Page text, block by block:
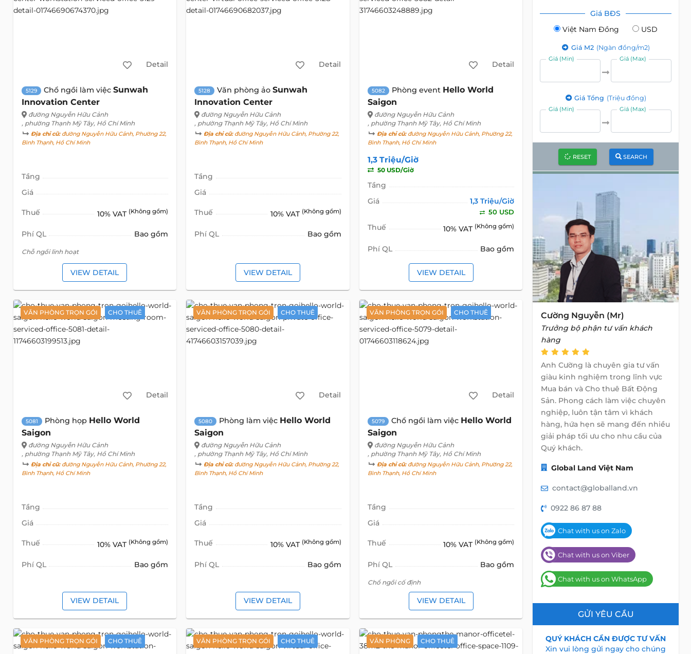
Detail
5129 Chổ ngồi làm việc Sunwah
Innovation Center
đường Nguyễn Hữu Cảnh
, phường Thạnh Mỹ Tây, Hồ Chí Minh
Địa chỉ cũ:đường Nguyễn Hữu Cảnh, Phường 22,
Bình Thạnh, Hồ Chí Minh
Tầng
Giá
Thuế 10% VAT (Không gồm)
Phí QL Bao gồm
Chỗ ngồi linh hoạt
VIEW DETAIL
Detail
5128 Văn phòng ảoSunwah
Innovation Center
đường Nguyễn Hữu Cảnh
, phường Thạnh Mỹ Tây, Hồ Chí Minh
Địa chỉ cũ:đường Nguyễn Hữu Cảnh, Phường 22,
Bình Thạnh, Hồ Chí Minh
Tầng
Giá
Thuế 10% VAT (Không gồm)
Phí QL Bao gồm
VIEW DETAIL
Detail
5082 Phòng event Hello World
Saigon
đường Nguyễn Hữu Cảnh
, phường Thạnh Mỹ Tây, Hồ Chí Minh
Địa chỉ cũ:đường Nguyễn Hữu Cảnh, Phường 22,
Bình Thạnh, Hồ Chí Minh
1,3 Triệu/Giờ
50 USD/Giờ
Tầng
Giá
1,3 Triệu/Giờ
50 USD
Thuế 10% VAT (Không gồm)
Phí QL Bao gồm
VIEW DETAIL
VĂN PHÒNG TRỌN GÓI CHO THUÊ
Detail
5081 Phòng họp Hello World
Saigon
đường Nguyễn Hữu Cảnh
, phường Thạnh Mỹ Tây, Hồ Chí Minh
Địa chỉ cũ:đường Nguyễn Hữu Cảnh, Phường 22,
Bình Thạnh, Hồ Chí Minh
Tầng
Giá
Thuế 10% VAT (Không gồm)
Phí QL Bao gồm
VIEW DETAIL
VĂN PHÒNG TRỌN GÓI CHO THUÊ
Detail
5080 Phòng làm việc Hello World
Saigon
đường Nguyễn Hữu Cảnh
, phường Thạnh Mỹ Tây, Hồ Chí Minh
Địa chỉ cũ:đường Nguyễn Hữu Cảnh, Phường 22,
Bình Thạnh, Hồ Chí Minh
Tầng
Giá
Thuế 10% VAT (Không gồm)
Phí QL Bao gồm
VIEW DETAIL
VĂN PHÒNG TRỌN GÓI CHO THUÊ
Detail
5079 Chổ ngồi làm việc Hello World
Saigon
đường Nguyễn Hữu Cảnh
, phường Thạnh Mỹ Tây, Hồ Chí Minh
Địa chỉ cũ:đường Nguyễn Hữu Cảnh, Phường 22,
Bình Thạnh, Hồ Chí Minh
Tầng
Giá
Thuế 10% VAT (Không gồm)
Phí QL Bao gồm
Chổ ngồi cố định
VIEW DETAIL
VĂN PHÒNG TRỌN GÓI CHO THUÊ VĂN PHÒNG TRỌN GÓI CHO THUÊ VĂN PHÒNG CHO THUÊ
Giá BĐS
Việt Nam Đồng
USD
Giá M2 (Ngàn đồng/m2)
Giá (Min) Giá (Max)
Giá Tổng (Triệu đồng)
Giá (Min) Giá (Max)
RESET SEARCH
Cường Nguyễn (Mr)
Trưởng bộ phận tư vấn khách
hàng
Anh Cường là chuyên gia tư vấn
giàu kinh nghiệm trong lĩnh vực
Mua bán và Cho thuê Bất Động
Sản. Phong cách làm việc chuyên
nghiệp, luôn tận tâm vì khách
hàng, hứa hẹn sẽ mang đến nhiều
giải pháp tối ưu cho nhu cầu của
Quý khách.
Global Land Việt Nam
contact@globalland.vn
0922 86 87 88
Chat with us on Zalo
Chat with us on Viber
Chat with us on WhatsApp
GỬI YÊU CẦU
QUÝ KHÁCH CẦN ĐƯỢC TƯ VẤN
Xin vui lòng gửi ngay cho chúng